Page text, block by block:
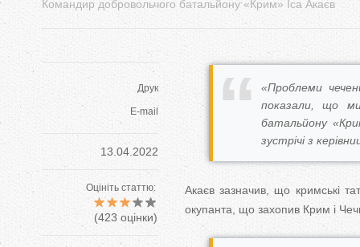
Командир добровольчого батальйону «Крим» Іса Акаєв
Друк
E-mail
13.04.2022
Оцініть статтю:
(423 оцінки)
«Проблеми
показали, що
батальйону
зустрічі з
Акаєв зазначив, що кримські
окупанта, що захопив Крим і